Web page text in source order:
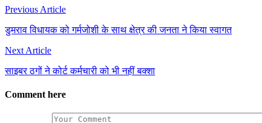
Previous Article
डुमराव विधायक को गर्मजोशी के साथ क्षेत्र की जनता ने किया स्वागत
Next Article
साइबर ठगों ने कोर्ट कर्मचारी को भी नहीं बक्शा
Comment here